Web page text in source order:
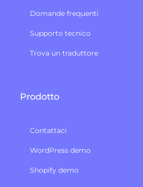
Domande frequenti
Supporto tecnico
Trova un traduttore
Prodotto
Contattaci
WordPress demo
Shopify demo